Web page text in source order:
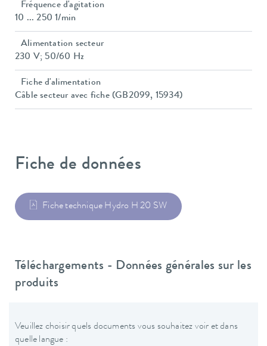
Fréquence d'agitation
10 ... 250 1/min
Alimentation secteur
230 V; 50/60 Hz
Fiche d'alimentation
Câble secteur avec fiche (GB2099, 15934)
Fiche de données
Fiche technique Hydro H 20 SW
Téléchargements - Données générales sur les
produits
Veuillez choisir quels documents vous souhaitez voir et dans
quelle langue :